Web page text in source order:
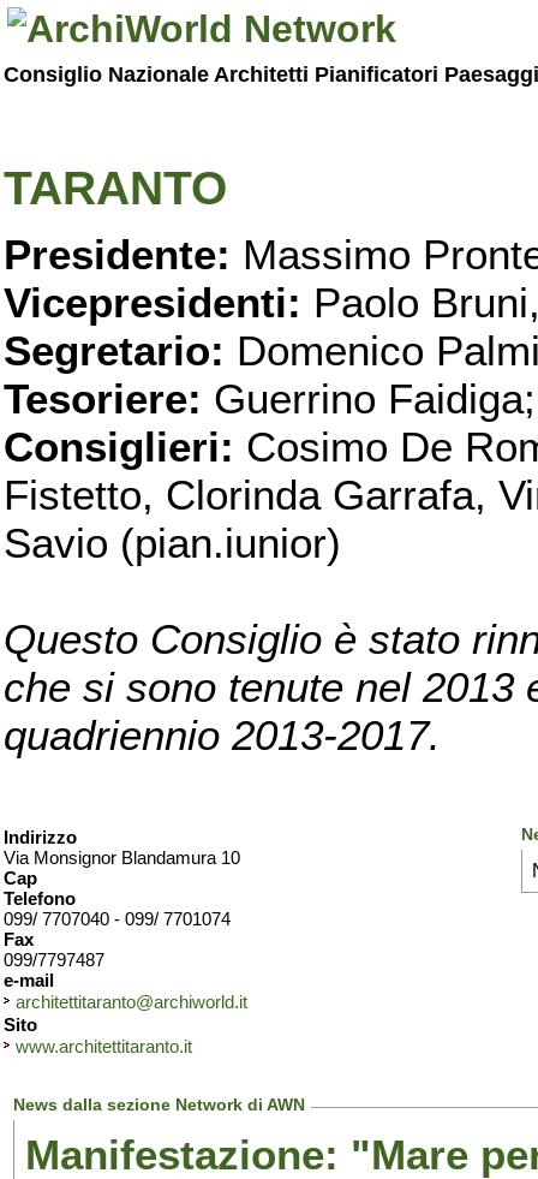
Consiglio Nazionale Architetti Pianificatori
TARANTO
Presidente: Massimo
Vicepresidenti: Paolo
Segretario: Domenico
Tesoriere: Guerrino Faidiga;
Consiglieri: Cosimo De
Fistetto, Clorinda Garrafa,
Savio (pian.iunior)
Questo Consiglio è stato
che si sono tenute nel 2013
quadriennio 2013-2017.
Indirizzo
Via Monsignor Blandamura 10
Cap
Telefono
099/ 7707040 - 099/ 7701074
Fax
099/7797487
e-mail
architettitaranto@archiworld.it
Sito
www.architettitaranto.it
News dalla sezione Network di AWN
Manifestazione: "Mare